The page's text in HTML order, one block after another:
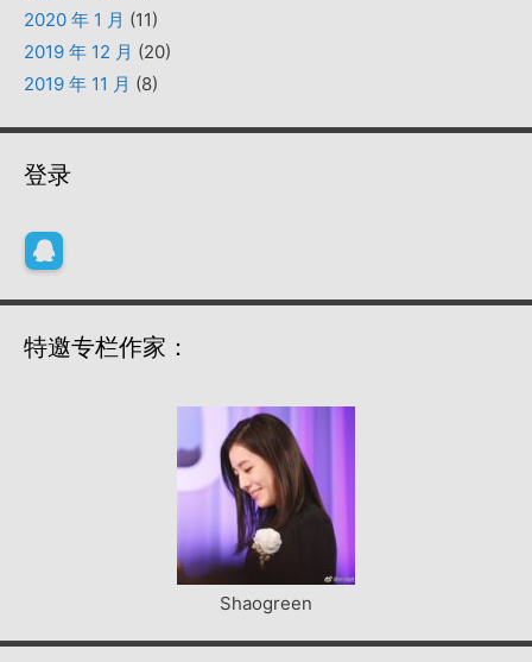
2020 年 1 月 (11)
2019 年 12 月 (20)
2019 年 11 月 (8)
登录
特邀专栏作家：
Shaogreen